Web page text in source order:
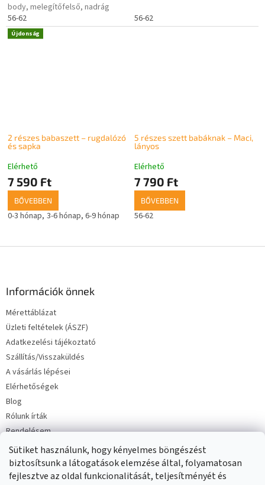
Sütiket használunk, hogy kényelmes böngészést
biztosítsunk a látogatások elemzése által, folyamatosan
fejlesztve az oldal funkcionalitását, teljesítményét és
body, melegítőfelső, nadrág
56-62
56-62
Újdonság
2 részes babaszett – rugdalózó
és sapka
Elérhető
7 590 Ft
BŐVEBBEN
0-3 hónap 3-6 hónap 6-9 hónap
5 részes szett babáknak – Maci,
lányos
Elérhető
7 790 Ft
BŐVEBBEN
56-62
Információk önnek
Mérettáblázat
Üzleti feltételek (ÁSZF)
Adatkezelési tájékoztató
Szállítás/Visszaküldés
A vásárlás lépései
Elérhetőségek
Blog
Rólunk írták
Rendelésem